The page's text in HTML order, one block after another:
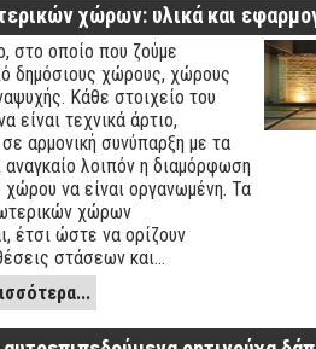
χώρων: υλικά και
στο οποίο που ζούμε
δημόσιους χώρους, χώρους
Κάθε στοιχείο του
είναι τεχνικά άρτιο,
αρμονική συνύπαρξη με τα
αναγκαίο λοιπόν η διαμόρφωση
χώρου να είναι οργανωμένη. Τα
χώρων
έτσι ώστε να ορίζουν
στάσεων και…